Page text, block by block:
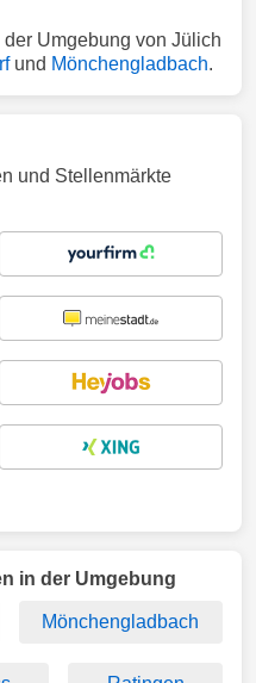
Umgebung von Jülich
und Mönchengladbach.
und Stellenmärkte
in der Umgebung
Mönchengladbach